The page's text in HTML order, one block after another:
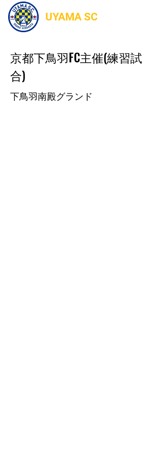
UYAMA SC
京都下鳥羽FC主催(練習試
合)
下鳥羽南殿グランド